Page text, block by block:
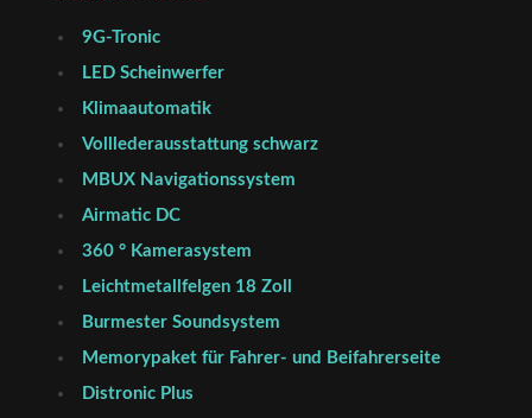
9G-Tronic
LED Scheinwerfer
Klimaautomatik
Volllederausstattung schwarz
MBUX Navigationssystem
Airmatic DC
360 ° Kamerasystem
Leichtmetallfelgen 18 Zoll
Burmester Soundsystem
Memorypaket für Fahrer- und Beifahrerseite
Distronic Plus